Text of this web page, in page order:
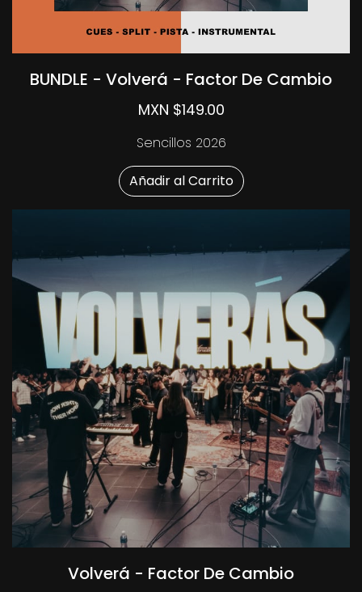
BUNDLE - Volverá - Factor De Cambio
MXN $149.00
Sencillos 2026
Añadir al Carrito
Volverá - Factor De Cambio